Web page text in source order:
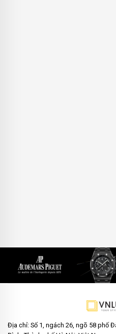
Địa chỉ: Số 1, ngách 26, ngõ 58 phố